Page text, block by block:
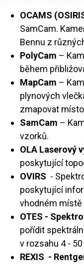
OCAMS
SamCam.
Bennu z
PolyCam –
během
MapCam –
plynových
zmapovat
SamCam –
vzorků.
OLA Laserový
poskytující
OVIRS -
poskytující
vhodném místě
OTES -
pořídit
v rozsahu 4 -
REXIS -